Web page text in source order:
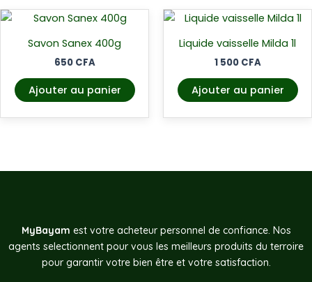
Savon Sanex 400g
650 CFA
Ajouter au panier
Liquide vaisselle Milda 1l
1 500 CFA
Ajouter au panier
MyBayam est votre acheteur personnel de confiance. Nos
agents selectionnent pour vous les meilleurs produits du terroire
pour garantir votre bien être et votre satisfaction.